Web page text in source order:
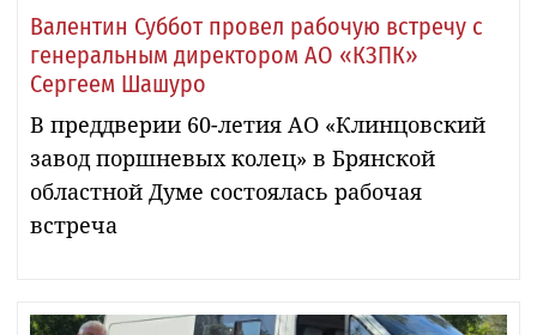
Валентин Суббот провел рабочую встречу с
генеральным директором АО «КЗПК»
Сергеем Шашуро
В преддверии 60-летия АО «Клинцовский
завод поршневых колец» в Брянской
областной Думе состоялась рабочая
встреча